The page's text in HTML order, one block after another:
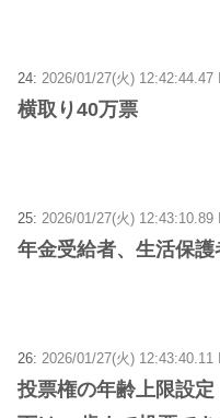
24: 2026/01/27(火) 12:42:44.47
横取り40万票
25: 2026/01/27(火) 12:43:10.89
年金受給者、生活保
26: 2026/01/27(火)
投票権の年齢上限設定